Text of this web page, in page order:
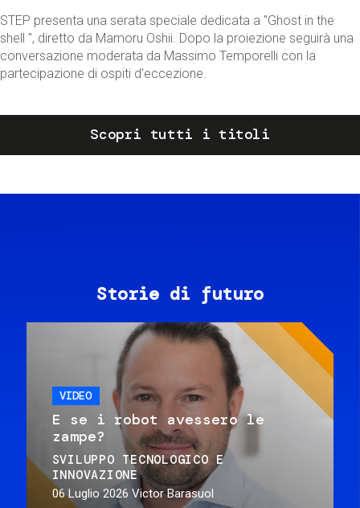
STEP presenta una serata speciale dedicata a "Ghost in the
shell ", diretto da Mamoru Oshii. Dopo la proiezione seguirà una
conversazione moderata da Massimo Temporelli con la
partecipazione di ospiti d'eccezione.
Scopri tutti i titoli
Storie di futuro
VIDEO
E se i robot avessero le
zampe?
SVILUPPO TECNOLOGICO E
INNOVAZIONE
06 Luglio 2026 Victor Barasuol